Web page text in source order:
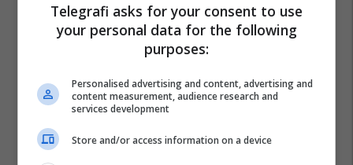
Telegrafi asks for your consent to use
your personal data for the following
purposes:
Personalised advertising and content, advertising and
content measurement, audience research and
services development
Store and/or access information on a device